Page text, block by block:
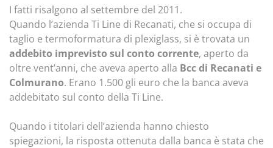
I fatti risalgono al settembre del 2011.
Quando l’azienda Ti Line di Recanati, che si occupa di
taglio e termoformatura di plexiglass, si è trovata un
addebito imprevisto sul conto corrente, aperto da
oltre vent’anni, che aveva aperto alla Bcc di Recanati e
Colmurano. Erano 1.500 gli euro che la banca aveva
addebitato sul conto della Ti Line.
Quando i titolari dell’azienda hanno chiesto
spiegazioni, la risposta ottenuta dalla banca è stata che